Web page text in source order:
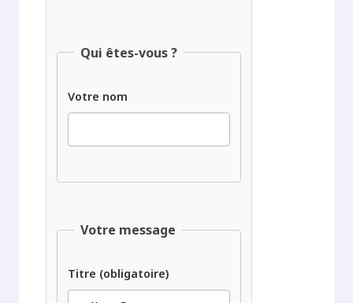
Qui êtes-vous ?
Votre nom
Votre message
Titre (obligatoire)